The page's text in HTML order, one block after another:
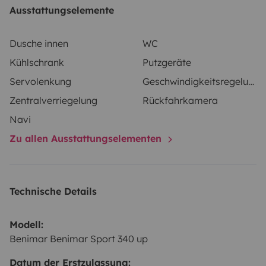
Tassen, Gläser, Besteck etc.)
Ausstattungselemente
Dusche innen
WC
Kühlschrank
Putzgeräte
Servolenkung
Geschwindigkeitsregelung
Zentralverriegelung
Rückfahrkamera
Navi
Zu allen Ausstattungselementen
Technische Details
Modell:
Benimar Benimar Sport 340 up
Datum der Erstzulassung: